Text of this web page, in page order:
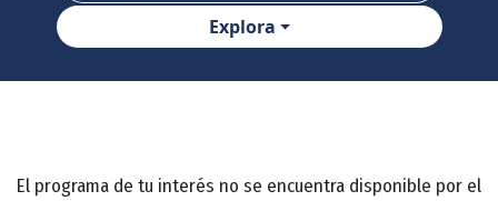
Explora
El programa de tu interés no se encuentra disponible por el